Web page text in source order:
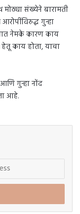
संख्येने बारामती
गुन्हा
नेमके कारण काय
काय होता, याचा
गुन्हा नोंद
आहे.